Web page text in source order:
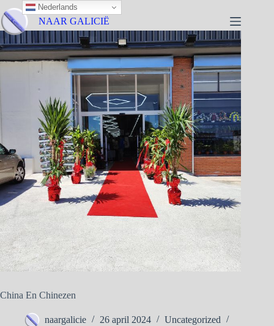
NAAR GALICIË
China En Chinezen
naargalicie 26 april 2024
Uncategorized
Nederlands